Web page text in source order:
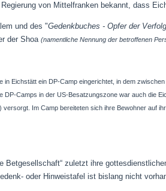
von Mittelfranken bekannt, dass
und des "Gedenkbuches - Opfer der
der Shoa(namentliche Nennung der betroffenen
Eichstätt ein DP-Camp eingerichtet, in dem
Camps in der US-Besatzungszone war auch die
versorgt. Im Camp bereiteten sich ihre Bewohner auf
Betgesellschaft“ zuletzt ihre
oder Hinweistafel ist bislang nicht